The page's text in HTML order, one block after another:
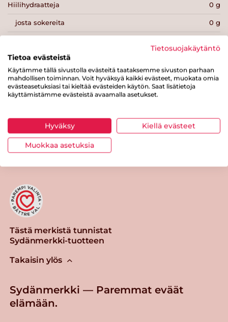
Hiilihydraatteja 0 g
josta sokereita 0 g
Proteiinia
Suolaa 1.1 g
Tulosta sivu Jaa tuote
Tästä merkistä tunnistat
Sydänmerkki-tuotteen
Takaisin ylös
Sydänmerkki — Paremmat eväät
elämään.
Tietosuojakäytäntö
Tietoa evästeistä
Käytämme tällä sivustolla evästeitä taataksemme sivuston parhaan
mahdollisen toiminnan. Voit hyväksyä kaikki evästeet, muokata omia
evästeasetuksiasi tai kieltää evästeiden käytön. Saat lisätietoja
käyttämistämme evästeistä avaamalla asetukset.
Hyväksy Kiellä evästeet
Muokkaa asetuksia